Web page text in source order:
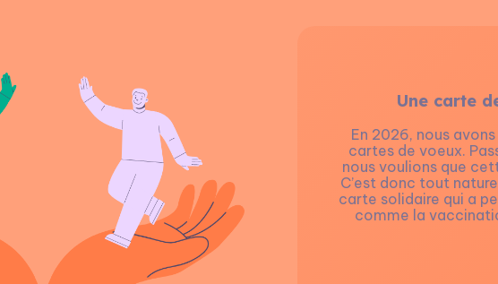
Une carte
En 2026, nous
cartes de voeux.
nous voulions que
C’est donc tout
carte solidaire qui a
comme la